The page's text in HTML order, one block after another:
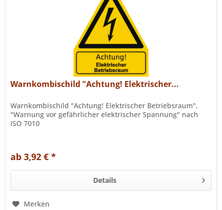
Warnkombischild "Achtung! Elektrischer...
Warnkombischild "Achtung! Elektrischer Betriebsraum",
"Warnung vor gefährlicher elektrischer Spannung" nach
ISO 7010
ab 3,92 € *
Details
Merken